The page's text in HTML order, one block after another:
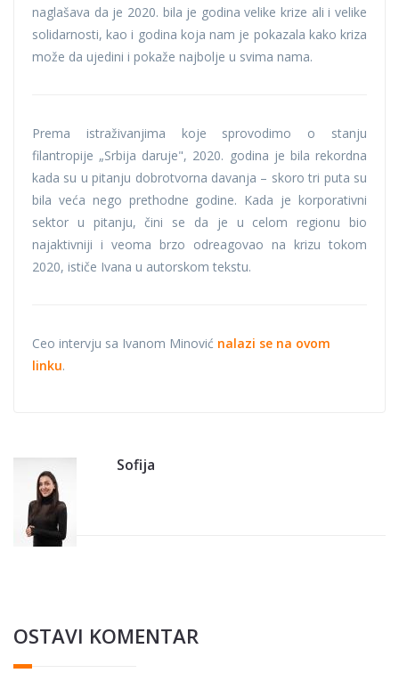
naglašava da je 2020. bila je godina velike krize ali i velike
solidarnosti, kao i godina koja nam je pokazala kako kriza
može da ujedini i pokaže najbolje u svima nama.
Prema istraživanjima koje sprovodimo o stanju
filantropije „Srbija daruje", 2020. godina je bila rekordna
kada su u pitanju dobrotvorna davanja – skoro tri puta su
bila veća nego prethodne godine. Kada je korporativni
sektor u pitanju, čini se da je u celom regionu bio
najaktivniji i veoma brzo odreagovao na krizu tokom
2020, ističe Ivana u autorskom tekstu.
Ceo intervju sa Ivanom Minović nalazi se na ovom
linku.
Sofija
OSTAVI KOMENTAR